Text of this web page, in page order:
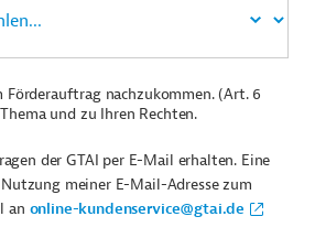
nachzukommen. (Art. 6
und zu Ihren Rechten.
der GTAI per E-Mail erhalten. Eine
meiner E-Mail-Adresse zum
an online-kundenservice@gtai.de